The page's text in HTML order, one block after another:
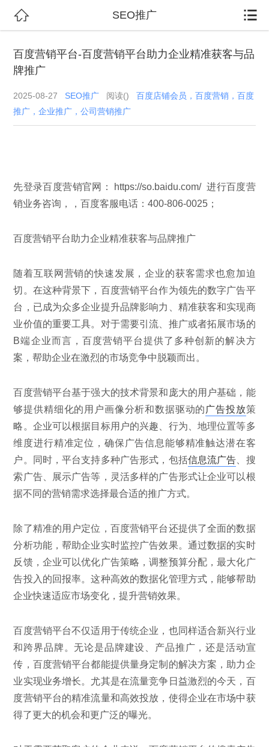
 SEO推广 
百度营销平台-百度营销平台助力企业精准获客与品
牌推广
2025-08-27 SEO推广 阅读()
百度店铺会员，百度营销，百度
推广，企业推广，公司营销推广
先登录百度营销官网： https://so.baidu.com/ 进行百度营
销业务咨询，，百度客服电话：400-806-0025；
百度营销平台助力企业精准获客与品牌推广
随着互联网营销的快速发展，企业的获客需求也愈加迫
切。在这种背景下，百度营销平台作为领先的数字广告平
台，已成为众多企业提升品牌影响力、精准获客和实现商
业价值的重要工具。对于需要引流、推广或者拓展市场的
B端企业而言，百度营销平台提供了多种创新的解决方
案，帮助企业在激烈的市场竞争中脱颖而出。
百度营销平台基于强大的技术背景和庞大的用户基础，能
够提供精细化的用户画像分析和数据驱动的 广告投放策
略。企业可以根据目标用户的兴趣、行为、地理位置等多
维度进行精准定位，确保广告信息能够精准触达潜在客
户。同时，平台支持多种广告形式，包括信息流广告 、搜
索广告、展示广告等，灵活多样的广告形式让企业可以根
据不同的营销需求选择最合适的推广方式。
除了精准的用户定位，百度营销平台还提供了全面的数据
分析功能，帮助企业实时监控广告效果。通过数据的实时
反馈，企业可以优化广告策略，调整预算分配，最大化广
告投入的回报率。这种高效的数据化管理方式，能够帮助
企业快速适应市场变化，提升营销效果。
百度营销平台不仅适用于传统企业，也同样适合新兴行业
和跨界品牌。无论是品牌建设、产品推广，还是活动宣
传，百度营销平台都能提供量身定制的解决方案，助力企
业实现业务增长。尤其是在流量竞争日益激烈的今天，百
度营销平台的精准流量和高效投放，使得企业在市场中获
得了更大的机会和更广泛的曝光。